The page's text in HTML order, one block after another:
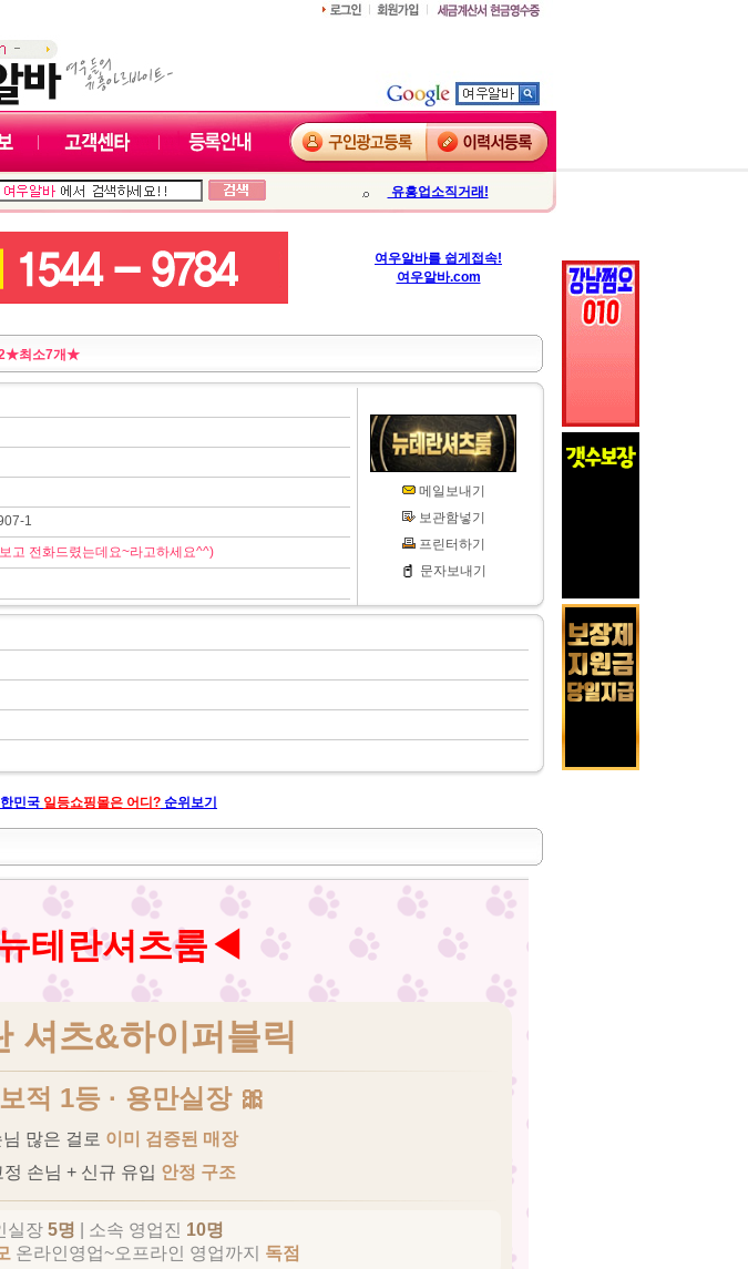
유흥업소직거래!
여우알바를 쉽게접속!
여우알바.com
최소7개★
1
고 전화드렸는데요~라고하세요^^)
메일보내기
보관함넣기
프린터하기
문자보내기
민국 일등쇼핑몰은 어디? 순위보기
테란셔츠룸◀
셔츠&하이퍼블릭
적 1등 · 용만실장 🎀
많은 걸로 이미 검증된 매장
손님 + 신규 유입 안정 구조
실장 5명 | 소속 영업진 10명
온라인영업~오프라인 영업까지 독점